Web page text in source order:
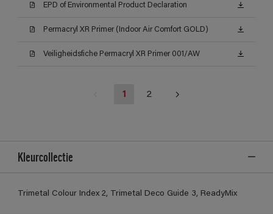
EPD of Environmental Product Declaration
Permacryl XR Primer (Indoor Air Comfort GOLD)
Veiligheidsfiche Permacryl XR Primer 001/AW
1 2
Kleurcollectie
Trimetal Colour Index 2, Trimetal Deco Guide 3, ReadyMix